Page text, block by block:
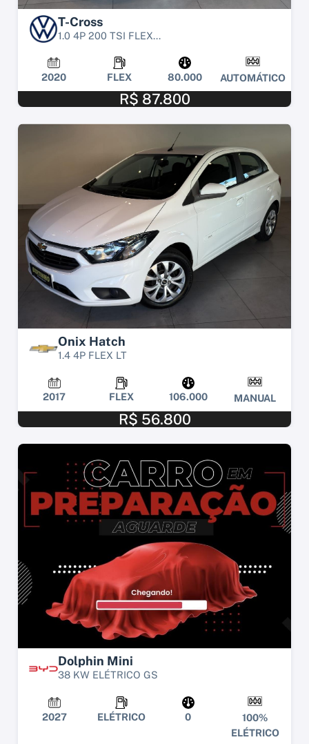
T-Cross
1.0 4P 200 TSI FLEX...
2020 FLEX 80.000 AUTOMÁTICO
R$ 87.800
Onix Hatch
1.4 4P FLEX LT
2017 FLEX 106.000 MANUAL
R$ 56.800
Dolphin Mini
38 KW ELÉTRICO GS
2027 ELÉTRICO 0
100%
ELÉTRICO